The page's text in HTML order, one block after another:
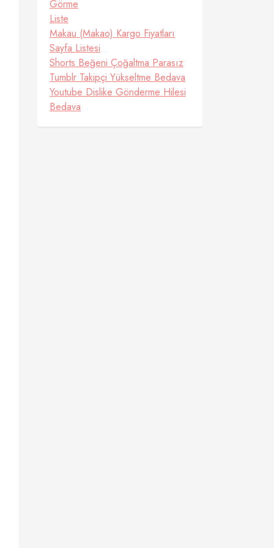
Görme
Liste
Makau (Makao) Kargo Fiyatları
Sayfa Listesi
Shorts Beğeni Çoğaltma Parasız
Tumblr Takipçi Yükseltme Bedava
Youtube Dislike Gönderme Hilesi
Bedava